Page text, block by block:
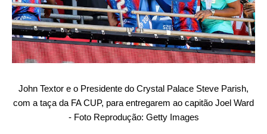
John Textor e o Presidente do Crystal Palace Steve Parish,
com a taça da FA CUP, para entregarem ao capitão Joel Ward
- Foto Reprodução: Getty Images